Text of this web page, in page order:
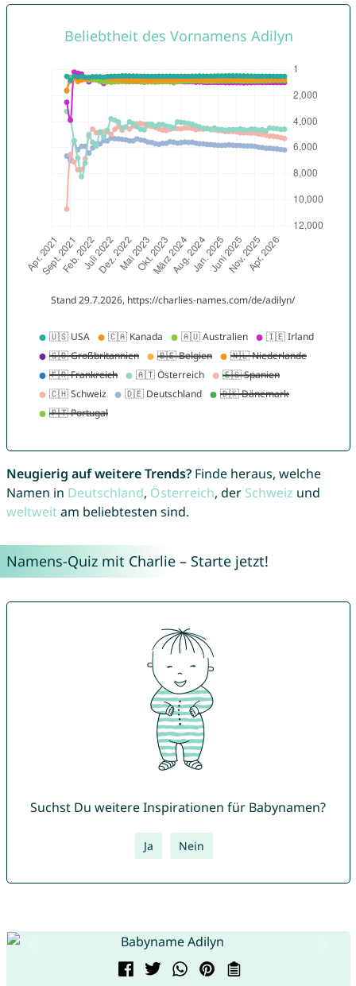
Neugierig auf weitere Trends?Finde heraus, welche
Namen in Deutschland, Österreich, der Schweiz und
weltweitam beliebtesten sind.
Namens-Quiz mit Charlie – Starte jetzt!
Suchst Du weitere Inspirationen für Babynamen?
Ja Nein